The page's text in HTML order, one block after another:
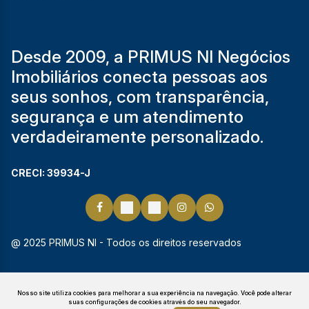
Nosso site utiliza cookies para melhorar a sua experiência na navegação. Você pode alterar
suas configurações de cookies através do seu navegador.
Desde 2009, a PRIMUS NI Negócios
Imobiliários conecta pessoas aos
seus sonhos, com transparência,
segurança e um atendimento
verdadeiramente personalizado.
CRECI: 39934-J
@ 2025 PRIMUS NI - Todos os direitos reservados